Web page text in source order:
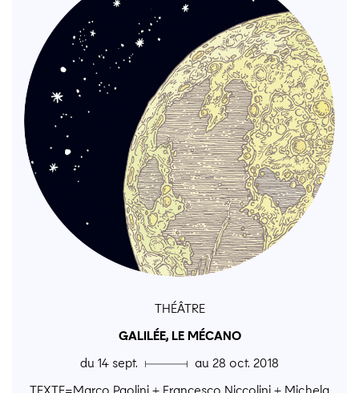
THÉÂTRE
GALILÉE, LE MÉCANO
du 14 sept. ▄ au 28 oct. 2018
TEXTE=Marco Paolini + Francesco Niccolini + Michela